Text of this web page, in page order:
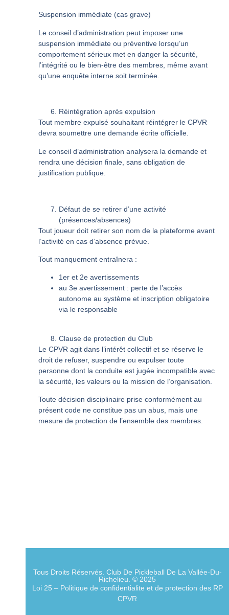
Suspension immédiate (cas grave)
Le conseil d’administration peut imposer une
suspension immédiate ou préventive lorsqu’un
comportement sérieux met en danger la sécurité,
l’intégrité ou le bien-être des membres, même avant
qu’une enquête interne soit terminée.
Réintégration après expulsion
Tout membre expulsé souhaitant réintégrer le CPVR
devra soumettre une demande écrite officielle.
Le conseil d’administration analysera la demande et
rendra une décision finale, sans obligation de
justification publique.
Défaut de se retirer d’une activité
(présences/absences)
Tout joueur doit retirer son nom de la plateforme avant
l’activité en cas d’absence prévue.
Tout manquement entraînera :
1er et 2e avertissements
au 3e avertissement : perte de l’accès
autonome au système et inscription obligatoire
via le responsable
Clause de protection du Club
Le CPVR agit dans l’intérêt collectif et se réserve le
droit de refuser, suspendre ou expulser toute
personne dont la conduite est jugée incompatible avec
la sécurité, les valeurs ou la mission de l’organisation.
Toute décision disciplinaire prise conformément au
présent code ne constitue pas un abus, mais une
mesure de protection de l’ensemble des membres.
Tous Droits Réservés. Club De Pickleball De La Vallée-Du-
Richelieu. © 2025
Loi 25 – Politique de confidentialite et de protection des RP
CPVR